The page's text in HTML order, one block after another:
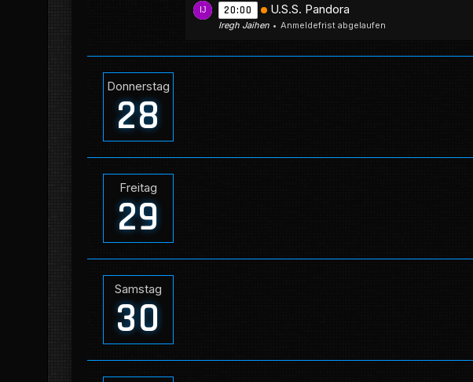
20:00 U.S.S. Pandora
Iregh Jaihen Anmeldefrist abgelaufen
Donnerstag
28
Freitag
29
Samstag
30